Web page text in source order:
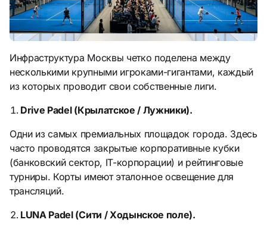
Инфраструктура Москвы четко поделена между
несколькими крупными игроками-гигантами, каждый
из которых проводит свои собственные лиги.
Drive Padel (Крылатское / Лужники).
Одни из самых премиальных площадок города. Здесь
часто проводятся закрытые корпоративные кубки
(банковский сектор, IT-корпорации) и рейтинговые
турниры. Корты имеют эталонное освещение для
трансляций.
LUNA Padel (Сити / Ходынское поле).